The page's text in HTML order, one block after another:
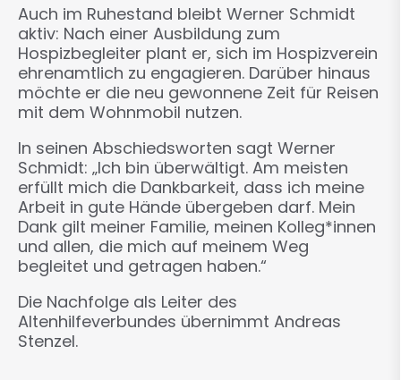
Auch im Ruhestand bleibt Werner Schmidt
aktiv: Nach einer Ausbildung zum
Hospizbegleiter plant er, sich im Hospizverein
ehrenamtlich zu engagieren. Darüber hinaus
möchte er die neu gewonnene Zeit für Reisen
mit dem Wohnmobil nutzen.
In seinen Abschiedsworten sagt Werner
Schmidt: „Ich bin überwältigt. Am meisten
erfüllt mich die Dankbarkeit, dass ich meine
Arbeit in gute Hände übergeben darf. Mein
Dank gilt meiner Familie, meinen Kolleg*innen
und allen, die mich auf meinem Weg
begleitet und getragen haben.“
Die Nachfolge als Leiter des
Altenhilfeverbundes übernimmt Andreas
Stenzel.